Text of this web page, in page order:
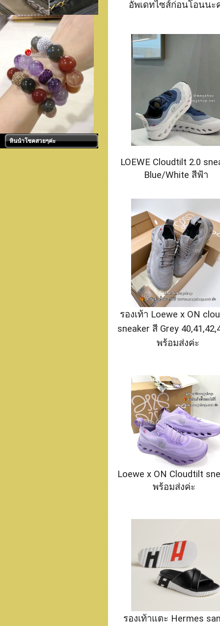
หินนำโชคสวยๆค่ะ
อัพเดทไซส์ก่อนโอนนะ
LOEWE Cloudtilt 2.0
Blue/White สีฟ้า
รองเท้า Loewe x ON
sneaker สี Grey
พร้อมส่งค่ะ
Loewe x ON Cloudtilt
พร้อมส่งค่ะ
รองเท้าแตะ Hermes